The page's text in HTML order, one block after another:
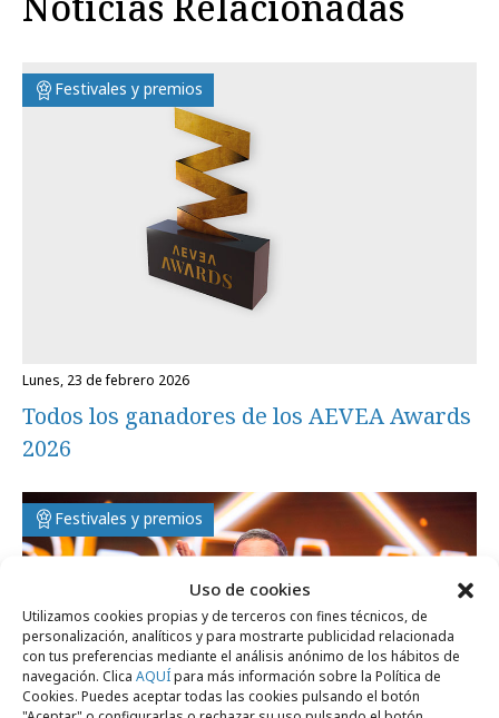
Uso de cookies
Utilizamos cookies propias y de terceros con fines técnicos, de
personalización, analíticos y para mostrarte publicidad relacionada
con tus preferencias mediante el análisis anónimo de los hábitos de
navegación. Clica AQUÍpara más información sobre la Política de
Cookies. Puedes aceptar todas las cookies pulsando el botón
Festivales y premios
lunes, 23 de febrero 2026
Todos los ganadores de los AEVEA Awards
2026
Festivales y premios